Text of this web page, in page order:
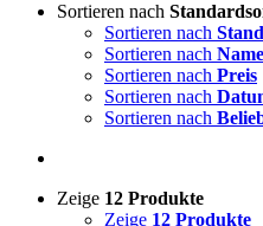
Sortieren nach
Sortieren nach
Sortieren nach Name
Sortieren nach Preis
Sortieren nach
Sortieren nach
Zeige 12 Produkte
Zeige 12 Produkte